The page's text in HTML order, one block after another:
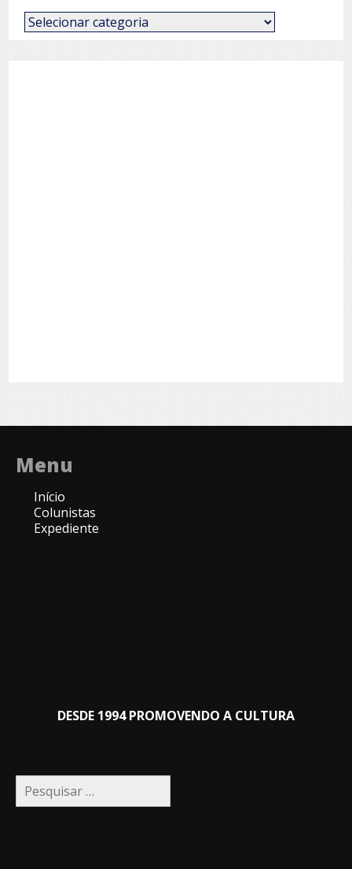
Categorias
de
Menu
Início
Colunistas
Expediente
DESDE 1994 PROMOVENDO A CULTURA
Pesquisar
por: